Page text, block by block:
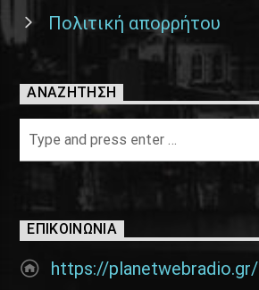
Πολιτική απορρήτου
ΑΝΑΖΉΤΗΣΗ
ΕΠΙΚΟΙΝΩΝΊΑ
https://planetwebradio.gr/